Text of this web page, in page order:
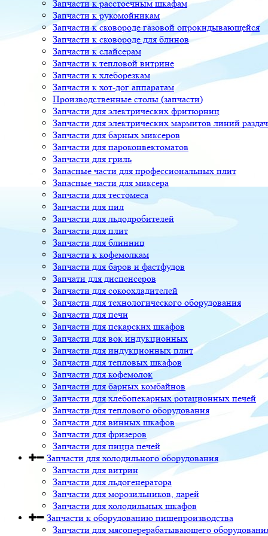
Запчасти к расстоечным шкафам
Запчасти к рукомойникам
Запчасти к сковороде газовой опрокидывающейся
Запчасти к сковороде для блинов
Запчасти к слайсерам
Запчасти к тепловой витрине
Запчасти к хлеборезкам
Запчасти к хот-дог аппаратам
Производственные столы (запчасти)
Запчасти для электрических фритюрниц
Запчасти для электрических мармитов линий
Запчасти для барных миксеров
Запчасти для пароконвектоматов
Запчасти для гриль
Запасные части для профессиональных плит
Запасные части для миксера
Запчасти для тестомеса
Запчасти для пил
Запчасти для льдодробителей
Запчасти для плит
Запчасти для блинниц
Запчасти к кофемолкам
Запчасти для баров и фастфудов
Запчати для диспенсеров
Запчасти для сокоохладителей
Запчасти для технологического оборудования
Запчасти для печи
Запчасти для пекарских шкафов
Запчасти для вок индукционных
Запчасти для индукционных плит
Запчасти для тепловых шкафов
Запчасти для кофемолок
Запчасти для барных комбайнов
Запчасти для хлебопекарных ротационных печей
Запчасти для теплового оборудования
Запчасти для винных шкафов
Запчасти для фризеров
Запчасти для пицца печей
Запчасти для холодильного оборудования
Запчасти для витрин
Запчасти для льдогенератора
Запчасти для морозильников, ларей
Запчасти для холодильных шкафов
Запчасти к оборудованию пищепроизводства
Запчасти для мясоперерабатывающего